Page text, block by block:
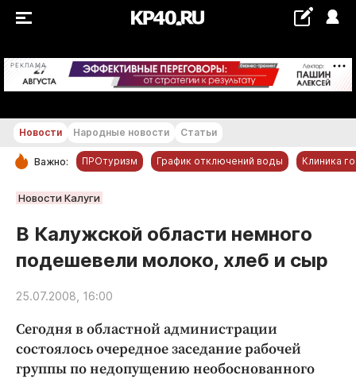
РЕКЛАМА +24...+25 °С
РУБРИКИ
Новости компаний
Статьи
Народные новости
Авто и транспорт
Благоустройство
Криминал
Новости Народные новости Статьи
Важно: ПРОтуризм График отключений воды Клиника
Новости Калуги
В Калужской области немного
подешевели молоко, хлеб и сыр
25.07.2008, 16:00
Cегодня в областной администрации
состоялось очередное заседание рабочей
группы по недопущению необоснованного